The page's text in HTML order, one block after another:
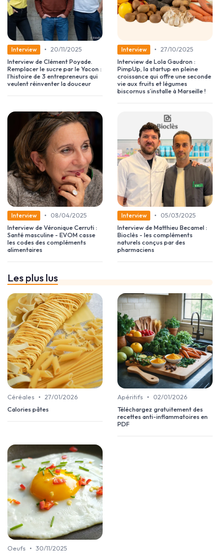
Interview • 20/11/2025
Interview de Clément Poyade.
Remplacer le sucre par le Yacon :
l’histoire de 3 entrepreneurs qui
veulent réinventer la douceur
Interview • 27/10/2025
Interview de Lola Gaudron :
PimpUp, la startup en pleine
croissance qui offre une seconde
vie aux fruits et légumes
biscornus s’installe à Marseille !
Interview •
08/04/2025
Interview de Véronique Cerruti :
Santé masculine - EVOM casse
les codes des compléments
alimentaires
Interview •
05/03/2025
Interview de Matthieu Becamel :
Bioclès - les compléments
naturels conçus par des
pharmaciens
Les plus lus
Céréales • 27/01/2026
Calories pâtes
Apéritifs •
02/01/2026
Téléchargez gratuitement des
recettes anti-inflammatoires en
PDF
Oeufs • 30/11/2025